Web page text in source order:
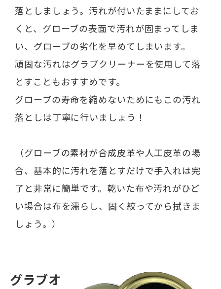
落としましょう。汚れが付いたままにしてお
くと、グローブの表面で汚れが固まってしま
い、グローブの劣化を早めてしまいます。
頑固な汚れはグラブクリーナーを使用して落
とすこともおすすめです。
グローブの寿命を縮めないためにもこの汚れ
落としは丁寧に行いましょう！
（グローブの素材が合成皮革や人工皮革の場
合、基本的に汚れを落とすだけで手入れは完
了と非常に簡単です。乾いた布や汚れがひど
い場合は布を濡らし、固く絞ってから拭きま
しょう。）
グラブオ